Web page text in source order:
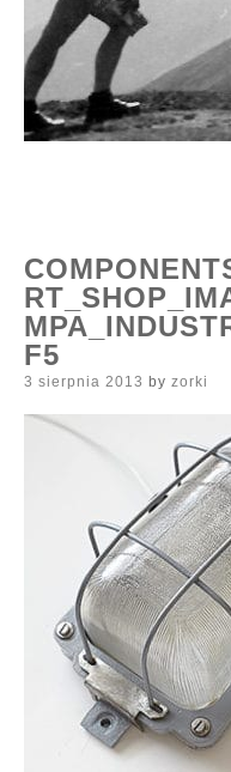
F5
Posted
3 sierpnia 2013 by zorki